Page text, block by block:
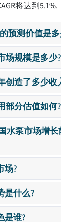
将达到5.1%.
预测价值是
场规模是多少?
创造了多少收
部分估值如何
水泵市场增长
场?
是什么?
是谁?